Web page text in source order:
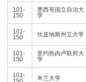
101-
150
墨西哥国立自治大
学
101-
150
坎皮纳斯州立大学
101-
150
里约热内卢联邦大
学
101-
米兰大学